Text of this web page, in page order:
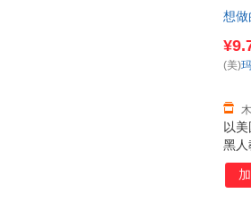
想做
以
黑人
间
读
(美)